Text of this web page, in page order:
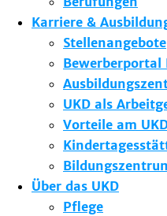
Karriere &
Stellenangebote
Bewerberportal
UKD als
Vorteile am
Über das UKD
Pflege